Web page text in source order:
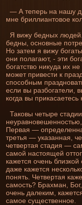
— А теперь на нашу
мне бриллиантовое
Я вижу бедных
бедны, основные
Но затем я вижу
они­ полагают, - эти
богатство ни­куда их
может привести к
способным
если вы разбогатели,
когда вы прикасаетесь
Таковы четыре
Первая —
третья — указанная,
четвертая стадия —
самой настоящей
кажется очень
даже кажется
понять. Четвертая
самость? Брахман,
очень далеким,
самое существенное.